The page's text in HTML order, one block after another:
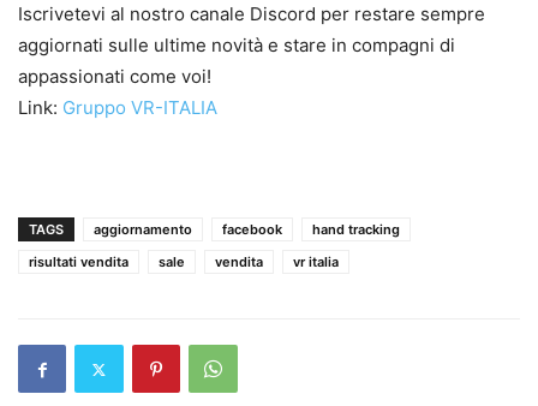
Iscrivetevi al nostro canale Discord per restare sempre
aggiornati sulle ultime novità e stare in compagni di
appassionati come voi!
Link: Gruppo VR-ITALIA
TAGS aggiornamento facebook
hand tracking
risultati vendita
sale vendita vr italia